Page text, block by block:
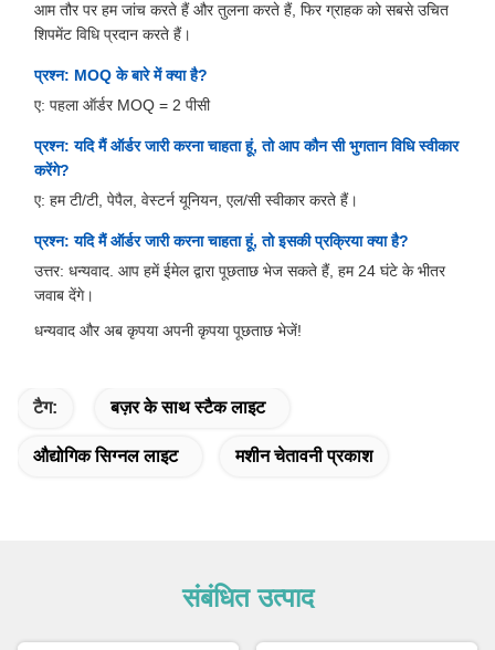
आम तौर पर हम जांच करते हैं और तुलना करते हैं, फिर ग्राहक को सबसे उचित
शिपमेंट विधि प्रदान करते हैं।
प्रश्न: MOQ के बारे में क्या है?
ए: पहला ऑर्डर MOQ = 2 पीसी
प्रश्न: यदि मैं ऑर्डर जारी करना चाहता हूं, तो आप कौन सी भुगतान विधि स्वीकार
करेंगे?
ए: हम टी/टी, पेपैल, वेस्टर्न यूनियन, एल/सी स्वीकार करते हैं।
प्रश्न: यदि मैं ऑर्डर जारी करना चाहता हूं, तो इसकी प्रक्रिया क्या है?
उत्तर: धन्यवाद. आप हमें ईमेल द्वारा पूछताछ भेज सकते हैं, हम 24 घंटे के भीतर
जवाब देंगे।
धन्यवाद और अब कृपया अपनी कृपया पूछताछ भेजें!
टैग: बज़र के साथ स्टैक लाइट
औद्योगिक सिग्नल लाइट मशीन चेतावनी प्रकाश
संबंधित उत्पाद